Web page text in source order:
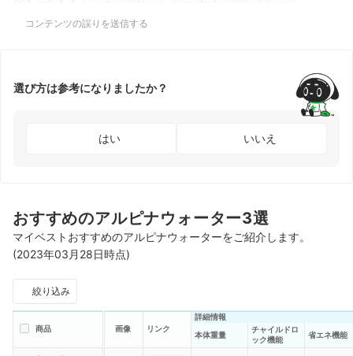
コンテンツの誤りを送信する
選び方は参考になりましたか？
はい いいえ
おすすめのアルピナウォーター3選
マイベストおすすめのアルピナウォーターをご紹介します。
(2023年03月28日時点)
絞り込み
商品 画像 リンク
詳細情報
本体重量
チャイルドロ
ック機能
省エネ機能